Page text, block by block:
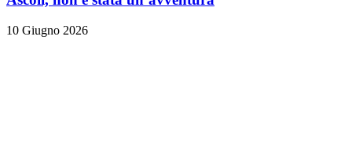
10 Giugno 2026